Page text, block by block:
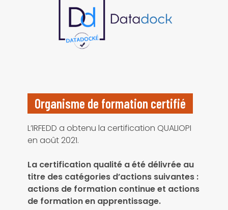
Organisme de formation certifié
L’IRFEDD a obtenu la certification QUALIOPI
en août 2021.
La certification qualité a été délivrée au
titre des catégories d’actions suivantes :
actions de formation continue et actions
de formation en apprentissage.